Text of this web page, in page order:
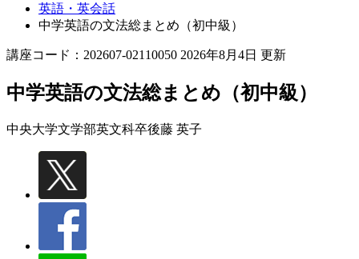
英語・英会話
中学英語の文法総まとめ（初中級）
講座コード：202607-02110050 2026年8月4日 更新
中学英語の文法総まとめ（初中級）
中央大学文学部英文科卒後藤 英子